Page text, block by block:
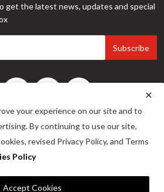
get the latest news, updates and special
Subscribe
Reserved. Website Developed by -
your experience on our site and to
By continuing to use our site,
revised Privacy Policy, and Terms
Policy
Accept Cookies